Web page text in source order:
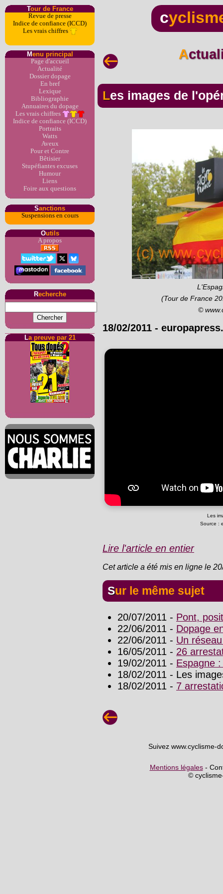
Tour de France
Revue de presse
Indice de confiance (ICCD)
Les vrais chiffres
Menu principal
Page d'accueil
Actualité
Dossier dopage
En bref
Lexique
Bibliographie
Annuaires du dopage
Les vrais chiffres
Indice de confiance (ICCD)
Portraits
Watts
Aveux
Pour et Contre
Bêtisier
Stupéfiantes excuses
Humour
Liens
Foire aux questions
Sanctions
Suspensions en cours
Outils
A propos
Recherche
La preuve par 21
c
Les images de
(Tour de France
©
18/02/2011 -
Les
Source :
Lire l'article en entier
Cet article a été mis en ligne le
Sur le même sujet
20/07/2011 - Pont,
22/06/2011 - Dopage
22/06/2011 - Un
16/05/2011 - 26
19/02/2011 - Espagne
18/02/2011 - Les
18/02/2011 - 7
Suivez www.cyclisme-
Mentions légales-
©